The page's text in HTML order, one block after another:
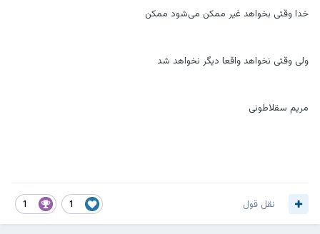
خدا وقتی بخواهد غیر ممکن می‌شود ممکن
ولی وقتی نخواهد واقعا دیگر نخواهد شد
مریم سقلاطونی
نقل قول